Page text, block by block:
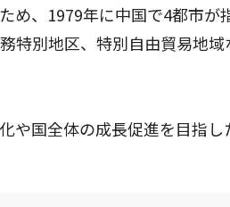
め、1979年に中国で4都市が
特別地区、特別自由貿易地域
や国全体の成長促進を目指し